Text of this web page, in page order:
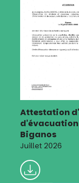
Attestation
d'évacuation
Biganos
Juillet 2026